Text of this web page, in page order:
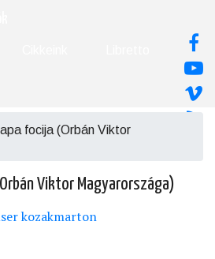
focija (Orbán Viktor
Viktor Magyarországa)